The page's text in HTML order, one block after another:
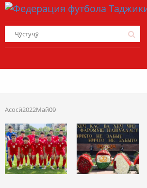
Асосӣ2022Май09